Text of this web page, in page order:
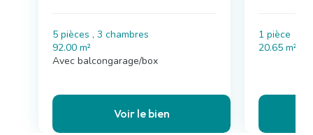
5 pièces , 3 chambres
92.00 m²
Avec balcongarage/box
Voir le bien
1 pièce
20.65 m²